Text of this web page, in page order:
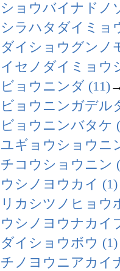
ショウバイナドノ
シラハタダイミョ
ダイショウグンノ
イセノダイミョウ
ビョウニンダ (11)
ビョウニンガデル
ビョウニンバタケ
ユギョウショウニ
チコウショウニン
ウシノヨウカイ (1)
リカシツノヒョウ
ウシノヨウナカイ
ダイショウボウ (1)
チノヨウニアカイ